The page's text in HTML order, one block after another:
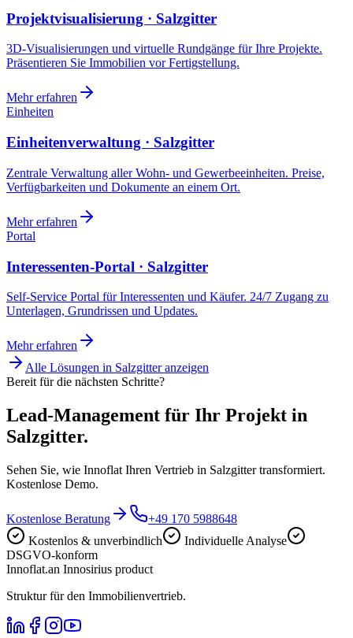
Projektvisualisierung · Salzgitter
3D-Visualisierungen und virtuelle Rundgänge für Ihre Projekte.
Präsentieren Sie Immobilien vor Fertigstellung.
Mehr erfahren
Einheiten
Einheitenverwaltung · Salzgitter
Zentrale Verwaltung aller Wohn- und Gewerbeeinheiten. Preise,
Verfügbarkeiten und Dokumente an einem Ort.
Mehr erfahren
Portal
Interessenten-Portal · Salzgitter
Self-Service Portal für Interessenten und Käufer. 24/7 Zugang zu
Unterlagen, Grundrissen und Updates.
Mehr erfahren
Alle Lösungen in Salzgitteranzeigen
Bereit für die nächsten Schritte?
Lead-Management für Ihr Projekt in
Salzgitter.
Sehen Sie, wie Innoflat Ihren Vertrieb in Salzgitter transformiert.
Kostenlose Demo.
Kostenlose Beratung
+49 170 5988648
Kostenlos & unverbindlich
Individuelle Analyse
DSGVO-konform
Innoflat.an Innosirius product
Struktur für den Immobilienvertrieb.